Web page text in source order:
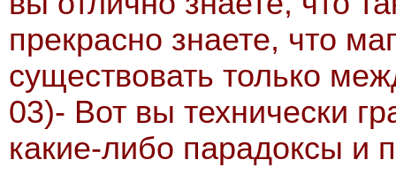
прекрасно знаете, что
существовать только
03)- Вот вы технически
какие-либо парадоксы и